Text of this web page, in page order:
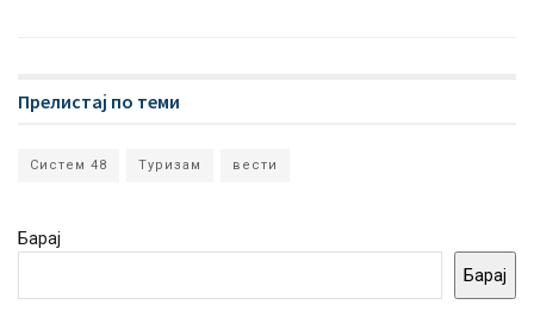
Прелистај по теми
Систем 48 Туризам вести
Барај
Барај